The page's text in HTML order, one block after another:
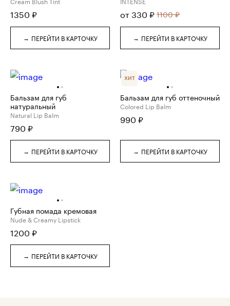
1350 ₽
→ ПЕРЕЙТИ В КАРТОЧКУ
1100₽
от330 ₽
→ ПЕРЕЙТИ В КАРТОЧКУ
Бальзам для губ
натуральный
Natural Lip Balm
790 ₽
→ ПЕРЕЙТИ В КАРТОЧКУ
ХИТ
Бальзам для губ оттеночный
Colored Lip Balm
990 ₽
→ ПЕРЕЙТИ В КАРТОЧКУ
Губная помада кремовая
Nude & Creamy Lipstick
1200 ₽
→ ПЕРЕЙТИ В КАРТОЧКУ